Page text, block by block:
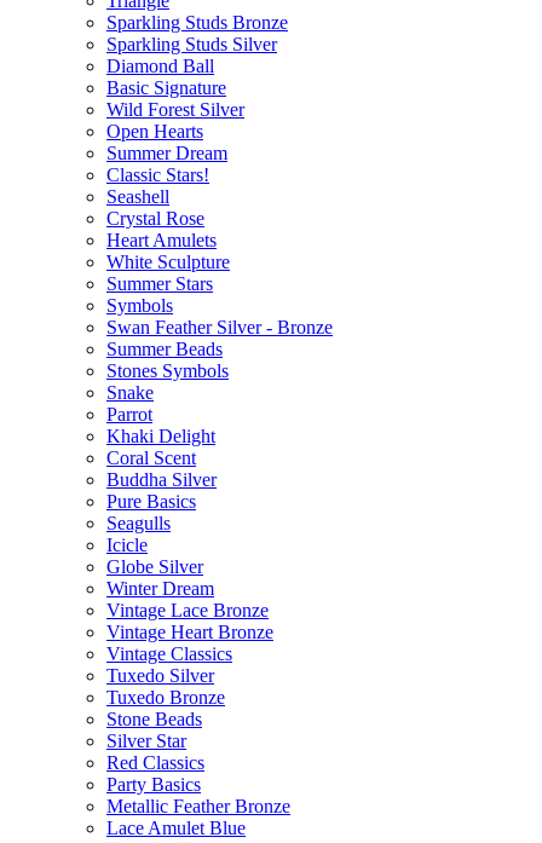
Sparkling Studs Bronze
Sparkling Studs Silver
Diamond Ball
Basic Signature
Wild Forest Silver
Open Hearts
Summer Dream
Classic Stars!
Seashell
Crystal Rose
Heart Amulets
White Sculpture
Summer Stars
Symbols
Swan Feather Silver - Bronze
Summer Beads
Stones Symbols
Snake
Parrot
Khaki Delight
Coral Scent
Buddha Silver
Pure Basics
Seagulls
Icicle
Globe Silver
Winter Dream
Vintage Lace Bronze
Vintage Heart Bronze
Vintage Classics
Tuxedo Silver
Tuxedo Bronze
Stone Beads
Silver Star
Red Classics
Party Basics
Metallic Feather Bronze
Lace Amulet Blue